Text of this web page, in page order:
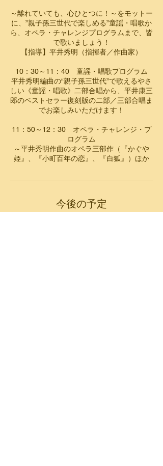
～離れていても、心ひとつに！～をモットー
に、”親子孫三世代で楽しめる”童謡・唱歌か
ら、オペラ・チャレンジプログラムまで、皆
で歌いましょう！
【指導】平井秀明（指揮者／作曲家）
10：30～11：40 童謡・唱歌プログラム
平井秀明編曲の“親子孫三世代”で歌えるやさ
しい《童謡・唱歌》二部合唱から、平井康三
郎のベストセラー復刻版の二部／三部合唱ま
でお楽しみいただけます！
11：50～12：30 オペラ・チャレンジ・プ
ログラム
～平井秀明作曲のオペラ三部作（『かぐや
姫』、『小町百年の恋』、『白狐』）ほか
今後の予定